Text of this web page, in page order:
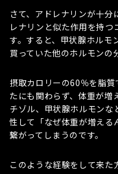
さて、アドレナリンが十分
レナリンと似た作用を持
す。すると、甲状腺ホルモ
買っていた他のホルモンの
摂取カロリーの60％を脂
たにも関わらず、体重が増
チゾル、甲状腺ホルモンな
性して「なぜ体重が増える
繋がってしまうのです。
このような経験をして来